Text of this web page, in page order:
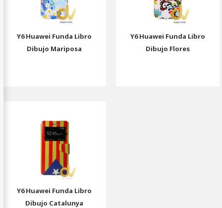
Y6 Huawei Funda Libro
Dibujo Mariposa
Y6 Huawei Funda Libro
Dibujo Flores
Y6 Huawei Funda Libro
Dibujo Catalunya